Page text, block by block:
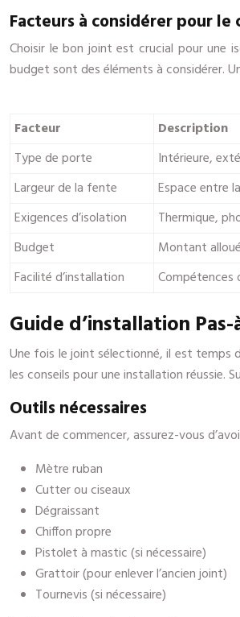
Facteurs à considérer pour le
Choisir le bon joint est crucial pour une
budget sont des éléments à considérer.
Facteur Description
Type de porte
Intérieure,
Largeur de la fente
Espace entre
Exigences d’isolation
Thermique,
Budget
Montant
Facilité d’installation
Compétences
Guide d’installation Pas-
Une fois le joint sélectionné, il est temps
les conseils pour une installation réussie.
Outils nécessaires
Avant de commencer, assurez-vous
Mètre ruban
Cutter ou ciseaux
Dégraissant
Chiffon propre
Pistolet à mastic (si nécessaire)
Grattoir (pour enlever l’ancien joint)
Tournevis (si nécessaire)